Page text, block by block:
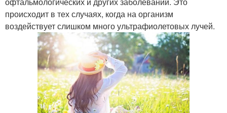
происходит в тех случаях, когда на организм
воздействует слишком много ультрафиолетовых лучей.